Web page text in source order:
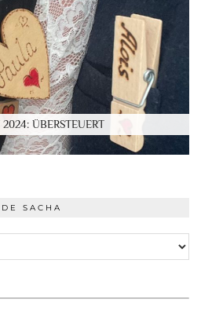
2024: ÜBERSTEUERT
SACHA